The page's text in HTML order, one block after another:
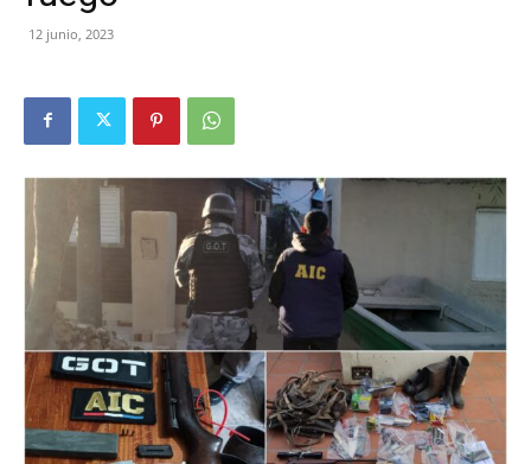
12 junio, 2023